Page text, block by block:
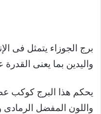
برج الجوزاء يتمثل فى
واليدين بما يعنى
يحكم هذا البرج كوكب
واللون المفضل